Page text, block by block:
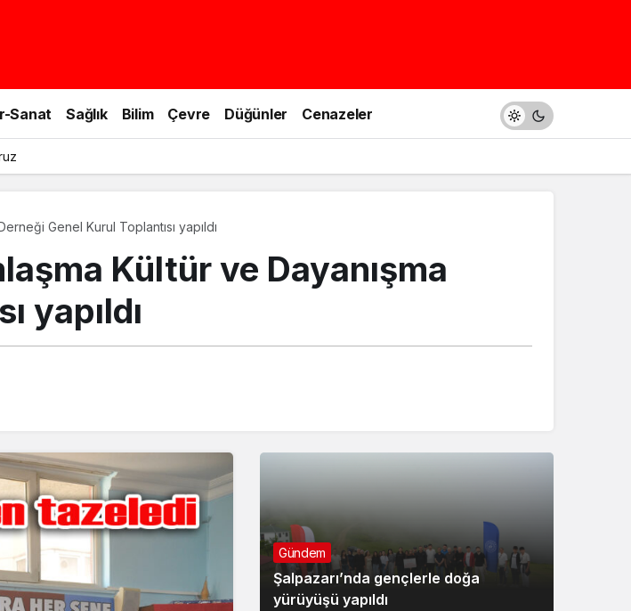
Sanat Sağlık Bilim Çevre Düğünler Cenazeler
Genel Kurul Toplantısı yapıldı
Kültür ve Dayanışma
yapıldı
Gündem
Şalpazarı’nda gençlerle doğa
yürüyüşü yapıldı